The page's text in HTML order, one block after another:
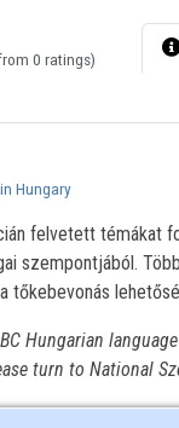
0 ratings)
Hungary
felvetett témákat
szempontjából.
tőkebevonás
Hungarian
turn to National